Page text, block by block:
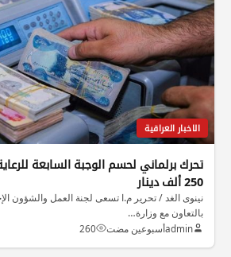
الاخبار العراقية
تحرك برلماني لحسم الوجبة السابعة
250 ألف دينار
نينوى الغد / تحرير م.ا تسعى لجنة العمل والشؤون
بالتعاون مع وزارة…
adminأسبوعين مضت 260